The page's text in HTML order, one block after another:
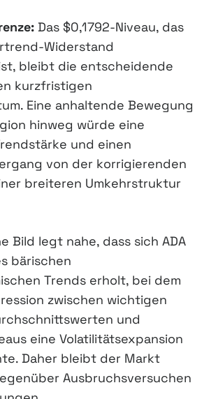
Das $0,1792-Niveau, das
Widerstand
bleibt die entscheidende
kurzfristigen
Eine anhaltende Bewegung
hinweg würde eine
und einen
von der korrigierenden
breiteren Umkehrstruktur
Bild legt nahe, dass sich ADA
bärischen
Trends erholt, bei dem
zwischen wichtigen
und
eine Volatilitätsexpansion
Daher bleibt der Markt
Ausbruchsversuchen